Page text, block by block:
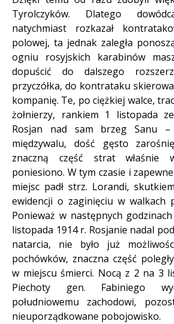
Tyrolczyków. Dlatego
natychmiast rozkazał
polowej, ta jednak zaległa
ogniu rosyjskich karabinów
dopuścić do dalszego
przyczółka, do kontrataku
kompanię. Te, po ciężkiej walce,
żołnierzy, rankiem 1 listopada
Rosjan nad sam brzeg Sanu
międzywalu, dość gęsto
znaczną część strat właśnie
poniesiono. W tym czasie i
miejsc padł strz. Lorandi,
ewidencji o zaginięciu w walkach
Ponieważ w następnych
listopada 1914 r. Rosjanie nadal
natarcia, nie było już
pochówków, znaczna część
w miejscu śmierci. Nocą z 2 na 3
Piechoty gen. Fabiniego
południowemu zachodowi,
nieuporządkowane pobojowisko.